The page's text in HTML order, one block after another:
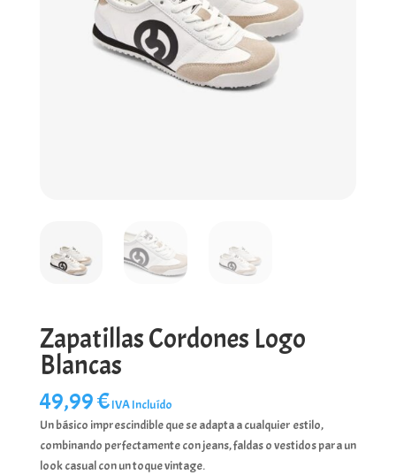
Zapatillas Cordones Logo
Blancas
49,99€IVA Incluído
Un básico imprescindible que se adapta a cualquier estilo,
combinando perfectamente con jeans, faldas o vestidos para un
look casual con un toque vintage.